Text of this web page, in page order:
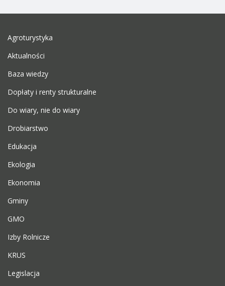
Agroturystyka
Aktualności
Baza wiedzy
Dopłaty i renty strukturalne
Do wiary, nie do wiary
Drobiarstwo
Edukacja
Ekologia
Ekonomia
Gminy
GMO
Izby Rolnicze
KRUS
Legislacja